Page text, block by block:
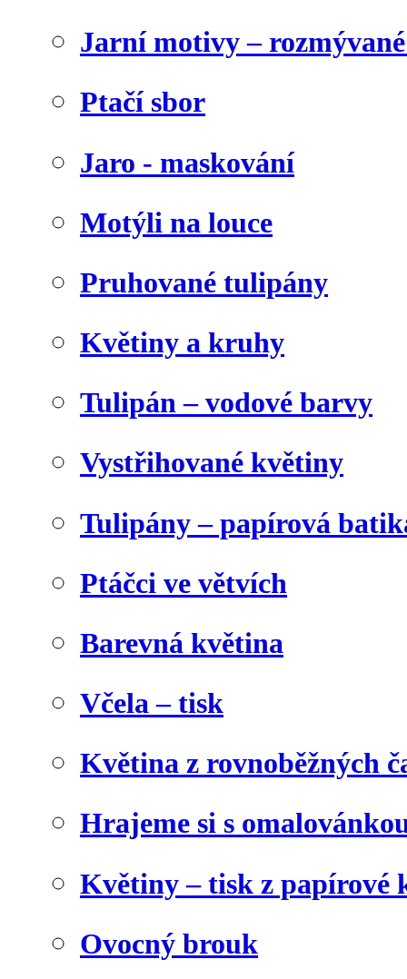
Jarní motivy –
Ptačí sbor
Jaro - maskování
Motýli na louce
Pruhované tulipány
Květiny a kruhy
Tulipán – vodové barvy
Vystřihované květiny
Tulipány – papírová
Ptáčci ve větvích
Barevná květina
Včela – tisk
Květina z rovnoběžných
Hrajeme si s
Květiny – tisk z papírové
Ovocný brouk